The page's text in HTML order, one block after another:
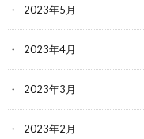
2023年5月
2023年4月
2023年3月
2023年2月